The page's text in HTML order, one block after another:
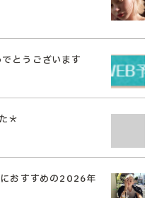
とうございます
＊
おすすめの2026年